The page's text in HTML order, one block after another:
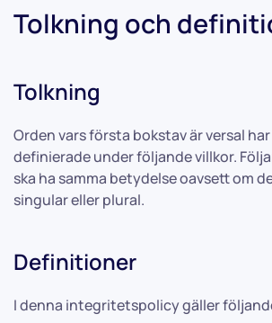
Tolkning och
Tolkning
Orden vars första bokstav är versal
definierade under följande villkor.
ska ha samma betydelse oavsett om
singular eller plural.
Definitioner
I denna integritetspolicy gäller